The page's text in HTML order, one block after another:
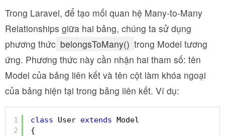
Trong Laravel, để tạo mối quan hệ Many-to-Many
Relationships giữa hai bảng, chúng ta sử dụng
phương thức belongsToMany() trong Model tương
ứng. Phương thức này cần nhận hai tham số: tên
Model của bảng liên kết và tên cột làm khóa ngoại
của bảng hiện tại trong bảng liên kết. Ví dụ:
1
2
class User extends Model
{